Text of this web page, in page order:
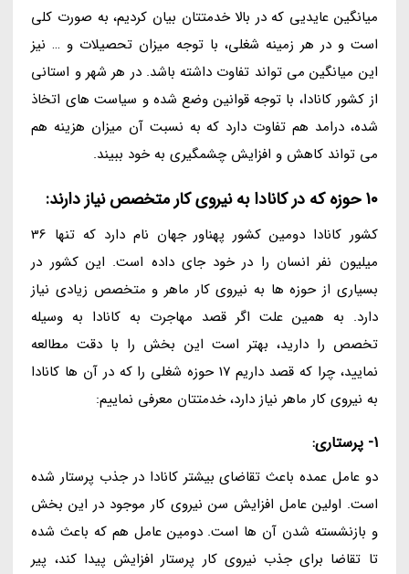
میانگین عایدیی که در بالا خدمتتان بیان کردیم، به صورت کلی
است و در هر زمینه شغلی، با توجه میزان تحصیلات و … نیز
این میانگین می تواند تفاوت داشته باشد. در هر شهر و استانی
از کشور کانادا، با توجه قوانین وضع شده و سیاست های اتخاذ
شده، درامد هم تفاوت دارد که به نسبت آن میزان هزینه هم
می تواند کاهش و افزایش چشمگیری به خود ببیند.
10 حوزه که در کانادا به نیروی کار متخصص نیاز دارند:
کشور کانادا دومین کشور پهناور جهان نام دارد که تنها 36
میلیون نفر انسان را در خود جای داده است. این کشور در
بسیاری از حوزه ها به نیروی کار ماهر و متخصص زیادی نیاز
دارد. به همین علت اگر قصد مهاجرت به کانادا به وسیله
تخصص را دارید، بهتر است این بخش را با دقت مطالعه
نمایید، چرا که قصد داریم 17 حوزه شغلی را که در آن ها کانادا
به نیروی کار ماهر نیاز دارد، خدمتتان معرفی نماییم:
1- پرستاری:
دو عامل عمده باعث تقاضای بیشتر کانادا در جذب پرستار شده
است. اولین عامل افزایش سن نیروی کار موجود در این بخش
و بازنشسته شدن آن ها است. دومین عامل هم که باعث شده
تا تقاضا برای جذب نیروی کار پرستار افزایش پیدا کند، پیر